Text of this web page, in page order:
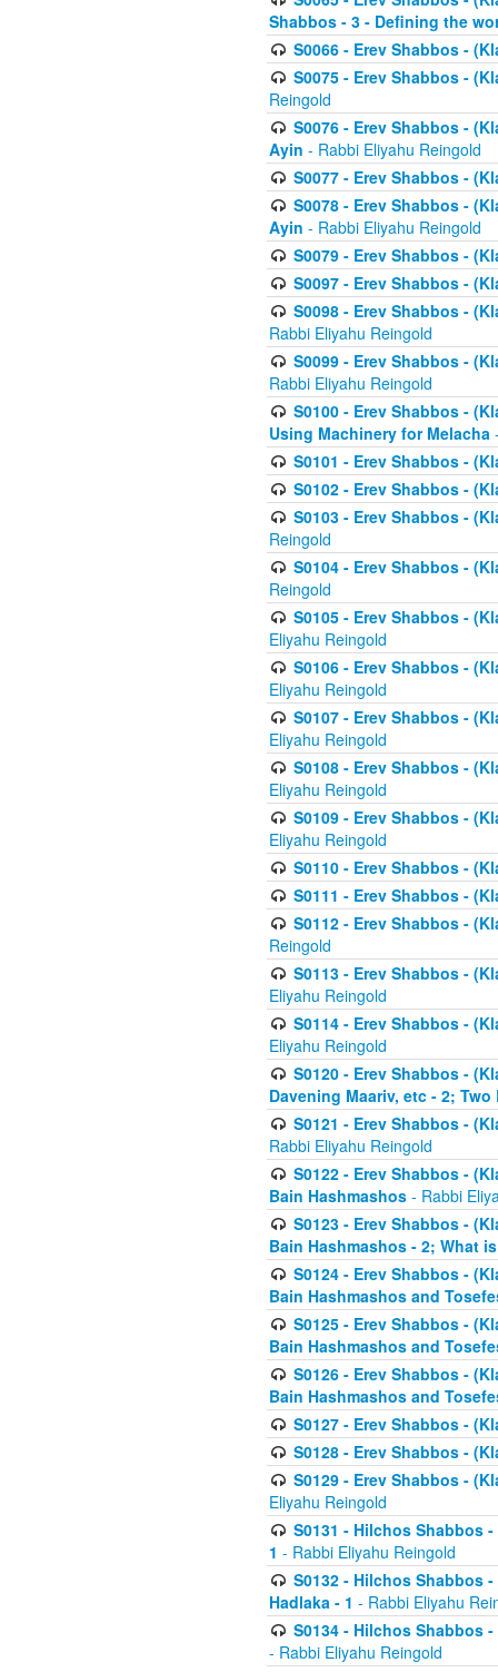
Shabbos - 3 - Defining the
S0066 - Erev Shabbos -
S0075 - Erev Shabbos -
Reingold
S0076 - Erev Shabbos -
Ayin - Rabbi Eliyahu Reingold
S0077 - Erev Shabbos -
S0078 - Erev Shabbos -
Ayin - Rabbi Eliyahu Reingold
S0079 - Erev Shabbos -
S0097 - Erev Shabbos -
S0098 - Erev Shabbos -
Rabbi Eliyahu Reingold
S0099 - Erev Shabbos -
Rabbi Eliyahu Reingold
S0100 - Erev Shabbos -
Using Machinery for Melacha
S0101 - Erev Shabbos -
S0102 - Erev Shabbos -
S0103 - Erev Shabbos -
Reingold
S0104 - Erev Shabbos -
Reingold
S0105 - Erev Shabbos -
Eliyahu Reingold
S0106 - Erev Shabbos -
Eliyahu Reingold
S0107 - Erev Shabbos -
Eliyahu Reingold
S0108 - Erev Shabbos -
Eliyahu Reingold
S0109 - Erev Shabbos -
Eliyahu Reingold
S0110 - Erev Shabbos -
S0111 - Erev Shabbos -
S0112 - Erev Shabbos -
Reingold
S0113 - Erev Shabbos -
Eliyahu Reingold
S0114 - Erev Shabbos -
Eliyahu Reingold
S0120 - Erev Shabbos -
Davening Maariv, etc - 2;
S0121 - Erev Shabbos -
Rabbi Eliyahu Reingold
S0122 - Erev Shabbos -
Bain Hashmashos - Rabbi
S0123 - Erev Shabbos -
Bain Hashmashos - 2; What
S0124 - Erev Shabbos -
Bain Hashmashos and
S0125 - Erev Shabbos -
Bain Hashmashos and
S0126 - Erev Shabbos -
Bain Hashmashos and
S0127 - Erev Shabbos -
S0128 - Erev Shabbos -
S0129 - Erev Shabbos -
Eliyahu Reingold
S0131 - Hilchos Shabbos
1 - Rabbi Eliyahu Reingold
S0132 - Hilchos Shabbos
Hadlaka - 1 - Rabbi Eliyahu
S0134 - Hilchos Shabbos
- Rabbi Eliyahu Reingold